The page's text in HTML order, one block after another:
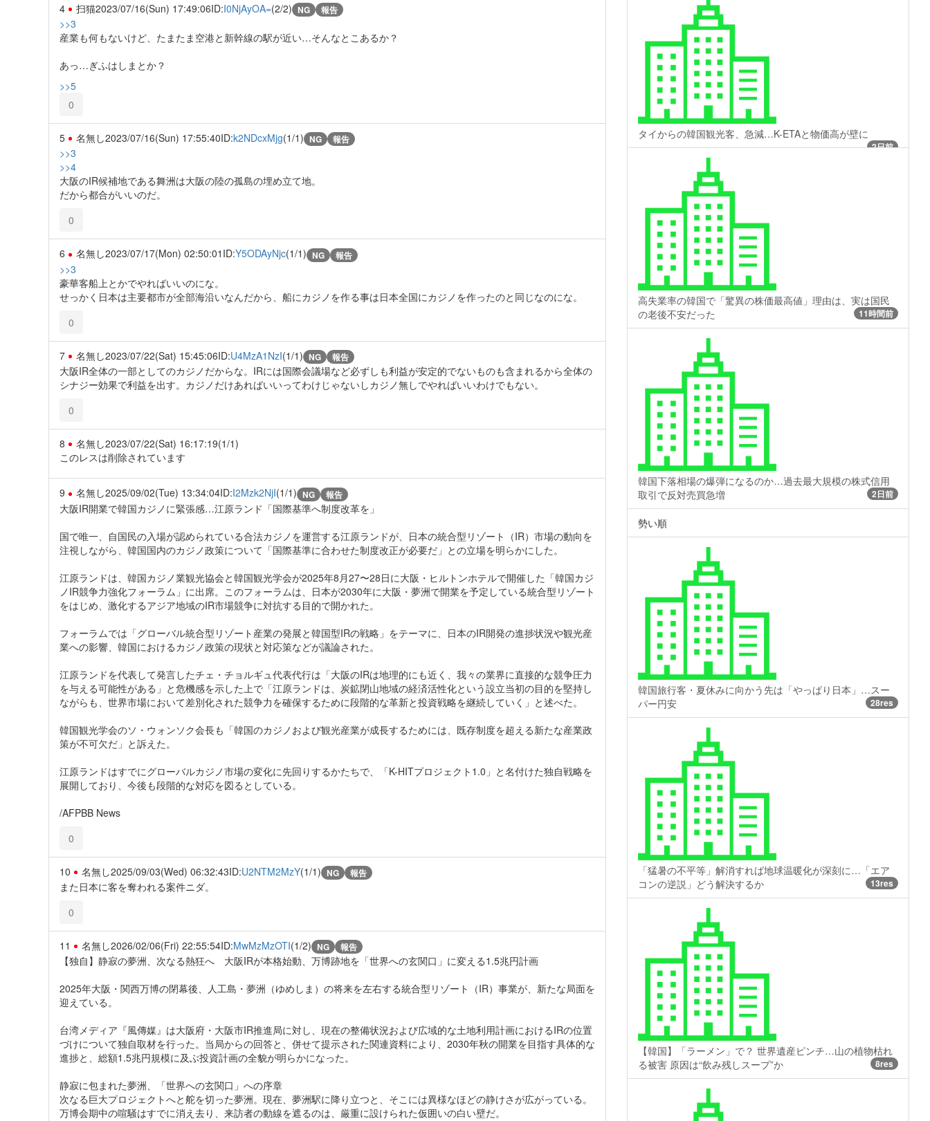
4 扫猫2023/07/16(Sun) 17:49:06ID:I0NjAyOA=(2/2) NG 報告
>>3
産業も何もないけど、たまたま空港と新幹線の駅が近い…そんなとこあるか？
あっ…ぎふはしまとか？
>>5
0
5 名無し2023/07/16(Sun) 17:55:40ID:k2NDcxMjg(1/1) NG 報告
>>3
>>4
大阪のIR候補地である舞洲は大阪の陸の孤島の埋め立て地。
だから都合がいいのだ。
0
6 名無し2023/07/17(Mon) 02:50:01 ID:Y5ODAyNjc(1/1) NG 報告
>>3
豪華客船上とかでやればいいのにな。
せっかく日本は主要都市が全部海沿いなんだから、船にカジノを作る事は日本全国にカジノを作ったのと同じなのにな。
0
7 名無し2023/07/22(Sat) 15:45:06ID:U4MzA1NzI(1/1) NG 報告
大阪IR全体の一部としてのカジノだからな。IRには国際会議場など必ずしも利益が安定的でないものも含まれるから全体の
シナジー効果で利益を出す。カジノだけあればいいってわけじゃないしカジノ無しでやればいいわけでもない。
0
8 名無し2023/07/22(Sat) 16:17:19(1/1)
このレスは削除されています
9 名無し2025/09/02(Tue) 13:34:04ID:I2Mzk2NjI(1/1) NG 報告
大阪IR開業で韓国カジノに緊張感…江原ランド「国際基準へ制度改革を」
国で唯一、自国民の入場が認められている合法カジノを運営する江原ランドが、日本の統合型リゾート（IR）市場の動向を
注視しながら、韓国国内のカジノ政策について「国際基準に合わせた制度改正が必要だ」との立場を明らかにした。
江原ランドは、韓国カジノ業観光協会と韓国観光学会が2025年8月27〜28日に大阪・ヒルトンホテルで開催した「韓国カジ
ノIR競争力強化フォーラム」に出席。このフォーラムは、日本が2030年に大阪・夢洲で開業を予定している統合型リゾート
をはじめ、激化するアジア地域のIR市場競争に対抗する目的で開かれた。
フォーラムでは「グローバル統合型リゾート産業の発展と韓国型IRの戦略」をテーマに、日本のIR開発の進捗状況や観光産
業への影響、韓国におけるカジノ政策の現状と対応策などが議論された。
江原ランドを代表して発言したチェ・チョルギュ代表代行は「大阪のIRは地理的にも近く、我々の業界に直接的な競争圧力
を与える可能性がある」と危機感を示した上で「江原ランドは、炭鉱閉山地域の経済活性化という設立当初の目的を堅持し
ながらも、世界市場において差別化された競争力を確保するために段階的な革新と投資戦略を継続していく」と述べた。
韓国観光学会のソ・ウォンソク会長も「韓国のカジノおよび観光産業が成長するためには、既存制度を超える新たな産業政
策が不可欠だ」と訴えた。
江原ランドはすでにグローバルカジノ市場の変化に先回りするかたちで、「K-HITプロジェクト1.0」と名付けた独自戦略を
展開しており、今後も段階的な対応を図るとしている。
/AFPBB News
0
10 名無し2025/09/03(Wed) 06:32:43ID:U2NTM2MzY(1/1) NG 報告
また日本に客を奪われる案件ニダ。
0
11 名無し2026/02/06(Fri) 22:55:54ID:MwMzMzOTI(1/2) NG 報告
【独自】静寂の夢洲、次なる熱狂へ 大阪IRが本格始動、万博跡地を「世界への玄関口」に変える1.5兆円計画
2025年大阪・関西万博の閉幕後、人工島・夢洲（ゆめしま）の将来を左右する統合型リゾート（IR）事業が、新たな局面を
迎えている。
台湾メディア『風傳媒』は大阪府・大阪市IR推進局に対し、現在の整備状況および広域的な土地利用計画におけるIRの位置
づけについて独自取材を行った。当局からの回答と、併せて提示された関連資料により、2030年秋の開業を目指す具体的な
進捗と、総額1.5兆円規模に及ぶ投資計画の全貌が明らかになった。
静寂に包まれた夢洲、「世界への玄関口」への序章
次なる巨大プロジェクトへと舵を切った夢洲。現在、夢洲駅に降り立つと、そこには異様なほどの静けさが広がっている。
万博会期中の喧騒はすでに消え去り、来訪者の動線を遮るのは、厳重に設けられた仮囲いの白い壁だ。
タイからの韓国観光客、急減…K-ETAと物価高が壁に
2日前
高失業率の韓国で「驚異の株価最高値」理由は、実は国民
の老後不安だった
11時間前
韓国下落相場の爆弾になるのか…過去最大規模の株式信用
取引で反対売買急増
2日前
勢い順
韓国旅行客・夏休みに向かう先は「やっぱり日本」…スー
パー円安
28res
「猛暑の不平等」解消すれば地球温暖化が深刻に…「エア
コンの逆説」どう解決するか
13res
【韓国】「ラーメン」で？ 世界遺産ピンチ…山の植物枯れ
る被害 原因は“飲み残しスープ”か
8res